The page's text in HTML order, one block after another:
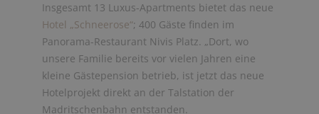
Insgesamt 13 Luxus-Apartments bietet das neue
Hotel „Schneerose“; 400 Gäste finden im
Panorama-Restaurant Nivis Platz. „Dort, wo
unsere Familie bereits vor vielen Jahren eine
kleine Gästepension betrieb, ist jetzt das neue
Hotelprojekt direkt an der Talstation der
Madritschenbahn entstanden.